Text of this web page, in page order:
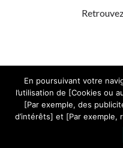
En poursuivant votre
l’utilisation de [Cookies ou
[Par exemple, des
d’intérêts] et [Par